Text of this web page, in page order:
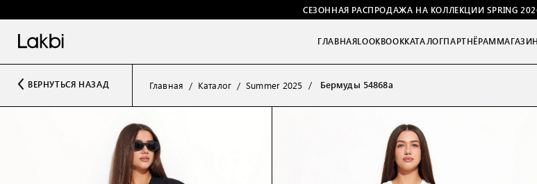
СЕЗОННАЯ РАСПРОДАЖА НА КОЛЛЕКЦИИ SPRING
ГЛАВНАЯLOOKBOOKКАТАЛОГПАРТНЁРАМ
ВЕРНУТЬСЯ НАЗАД Главная Каталог Summer 2025 Бермуды 54868а